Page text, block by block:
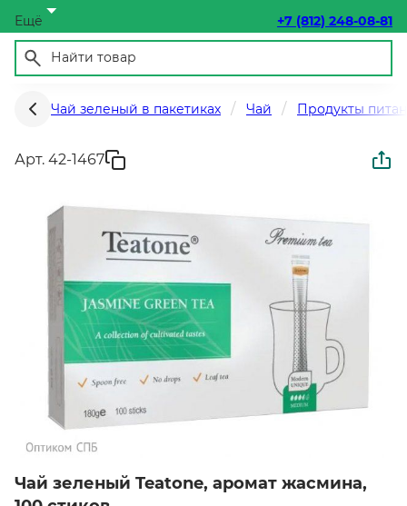
Ещё +7 (812) 248-08-81
Чай зеленый в пакетиках Чай Продукты
Арт. 42-1467
Чай зеленый Teatone, аромат жасмина,